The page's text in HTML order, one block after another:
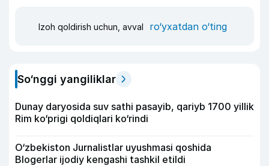
Izoh qoldirish uchun, avval ro‘yxatdan o‘ting
So‘nggi yangiliklar
Dunay daryosida suv sathi pasayib, qariyb 1700 yillik
Rim ko‘prigi qoldiqlari ko‘rindi
O‘zbekiston Jurnalistlar uyushmasi qoshida
Blogerlar ijodiy kengashi tashkil etildi